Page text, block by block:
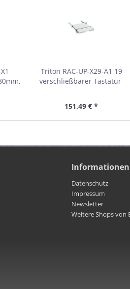
Triton RAC-UP-X29-A1 19
verschließbarer Tastatur-
151,49 € *
Informationen
Datenschutz
Impressum
Newsletter
Weitere Shops von